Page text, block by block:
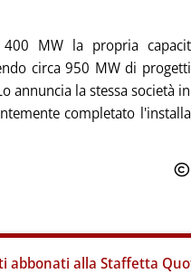
MW la propria
circa 950 MW di
annuncia la stessa società
completato
abbonati alla Staffetta